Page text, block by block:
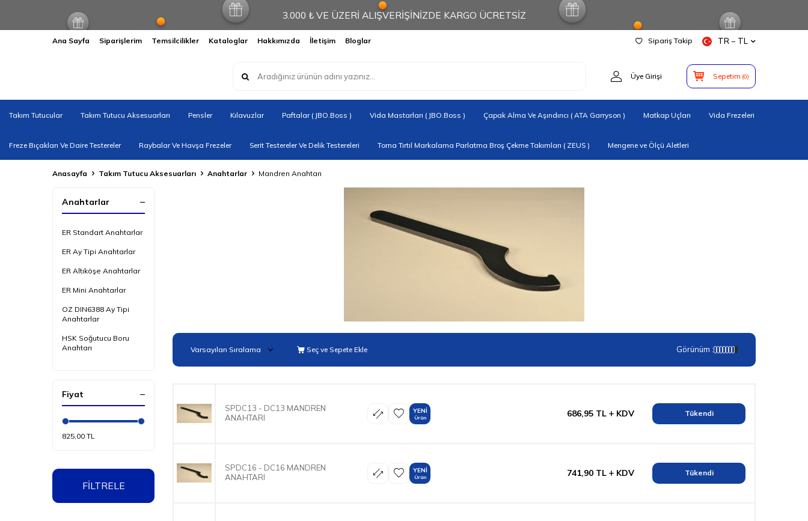
3.000 ₺ VE ÜZERİ ALIŞVERİŞİNİZDE KARGO ÜCRETSİZ
Ana Sayfa Siparişlerim Temsilcilikler Kataloglar Hakkımızda İletişim Bloglar Sipariş Takip TR − TL
Üye Girişi Sepetim (0)
Takım Tutucular Takım Tutucu Aksesuarları Pensler Kılavuzlar Paftalar ( JBO.Boss ) Vida Mastarları ( JBO.Boss ) Çapak Alma Ve Aşındırıcı ( ATA Garryson ) Matkap Uçları Vida Frezeleri
Freze Bıçakları Ve Daire Testereler Raybalar Ve Havşa Frezeler Serit Testereler Ve Delik Testereleri Torna Tırtıl Markalama Parlatma Broş Çekme Takımları ( ZEUS ) Mengene ve Ölçü Aletleri
Anasayfa Takım Tutucu Aksesuarları Anahtarlar Mandren Anahtarı
Anahtarlar
ER Standart Anahtarlar
ER Ay Tipi Anahtarlar
ER Altıköşe Anahtarlar
ER Mini Anahtarlar
OZ DIN6388 Ay Tipi
Anahtarlar
HSK Soğutucu Boru
Anahtarı
HP Freze Tutucu
Anahtarı
ER Yüksek Hız Somun
Anahtarı
Mandren Anahtarı
SK Anahtarlar
Fiyat
825,00 TL
FİLTRELE
Seç ve Sepete Ekle Görünüm :
SPDC13 - DC13 MANDREN
ANAHTARI
YENI
Ürün 686,95 TL KDV Tükendi
SPDC16 - DC16 MANDREN
ANAHTARI
YENI
Ürün 741,90 TL KDV Tükendi